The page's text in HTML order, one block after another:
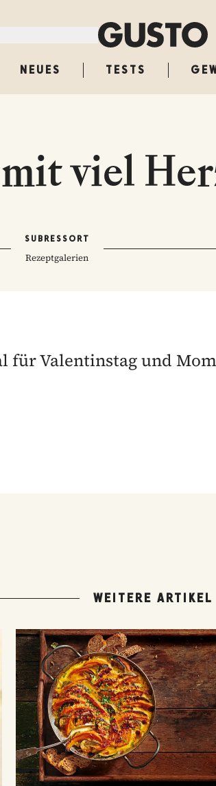
NEUES TESTS
viel
SUBRESSORT
Rezeptgalerien
für Valentinstag und
WEITERE ARTIKEL